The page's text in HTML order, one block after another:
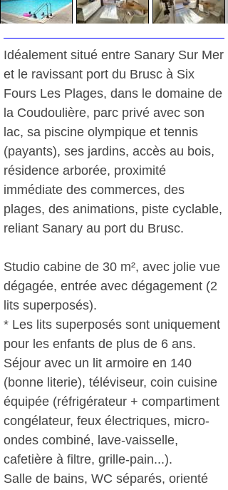
Idéalement situé entre Sanary Sur Mer
et le ravissant port du Brusc à Six
Fours Les Plages, dans le domaine de
la Coudoulière, parc privé avec son
lac, sa piscine olympique et tennis
(payants), ses jardins, accès au bois,
résidence arborée, proximité
immédiate des commerces, des
plages, des animations, piste cyclable,
reliant Sanary au port du Brusc.
Studio cabine de 30 m², avec jolie vue
dégagée, entrée avec dégagement (2
lits superposés).
* Les lits superposés sont uniquement
pour les enfants de plus de 6 ans.
Séjour avec un lit armoire en 140
(bonne literie), téléviseur, coin cuisine
équipée (réfrigérateur + compartiment
congélateur, feux électriques, micro-
ondes combiné, lave-vaisselle,
cafetière à filtre, grille-pain...).
Salle de bains, WC séparés, orienté